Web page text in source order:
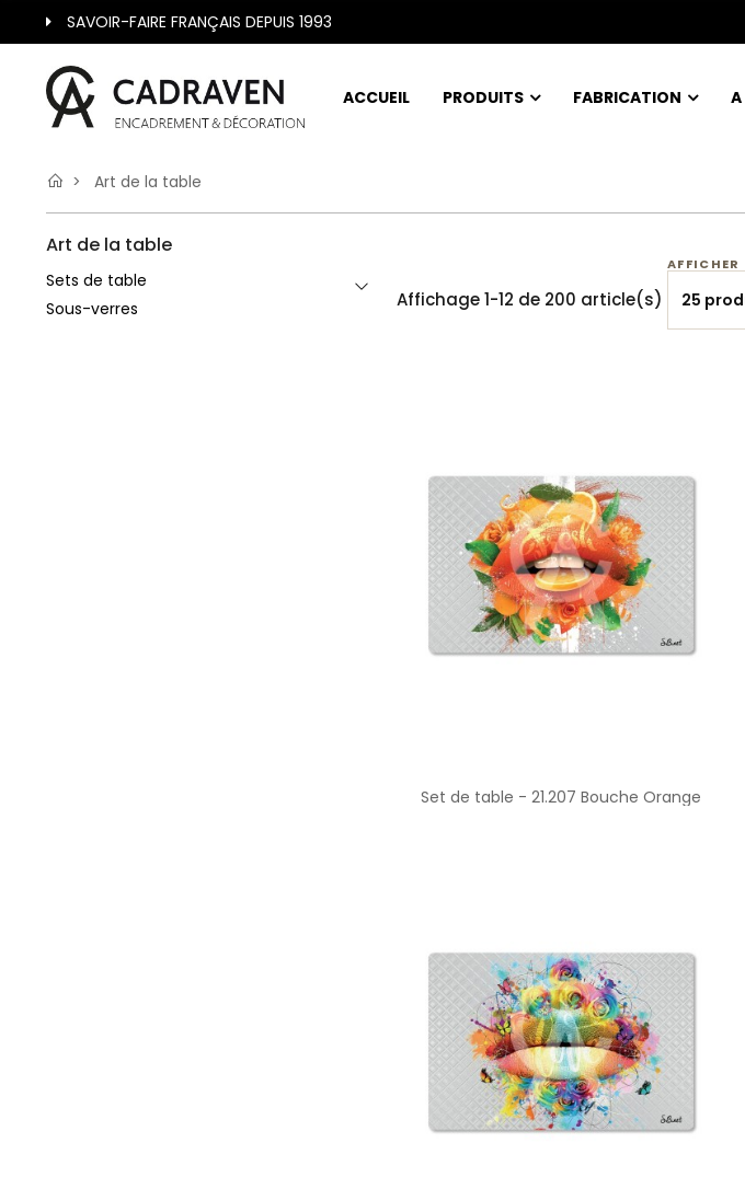
SAVOIR-FAIRE FRANÇAIS DEPUIS 1993
ACCUEIL PRODUITS FABRICATION A
Art de la table
Art de la table
Sets de table
Sous-verres
Affichage 1-12 de 200 article(s)
AFFICHER
Set de table - 21.207 Bouche Orange